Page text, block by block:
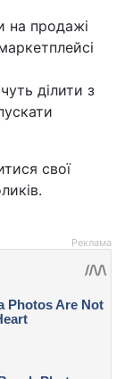
на продажі
ділити з
свої
Реклама